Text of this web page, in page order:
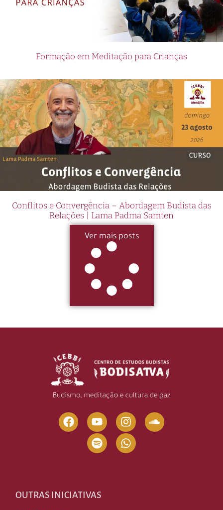
Formação em Meditação para Crianças
Conflitos e Convergência – Abordagem Budista das
Relações | Lama Padma Samten
Ver mais posts
OUTRAS INICIATIVAS